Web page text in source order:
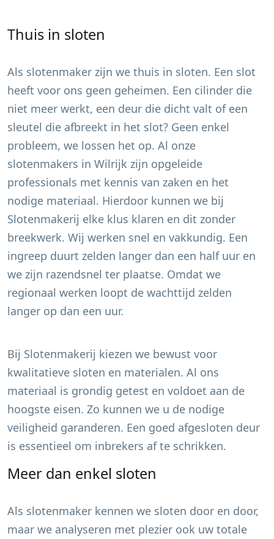
Thuis in sloten
Als slotenmaker zijn we thuis in sloten. Een slot
heeft voor ons geen geheimen. Een cilinder die
niet meer werkt, een deur die dicht valt of een
sleutel die afbreekt in het slot? Geen enkel
probleem, we lossen het op. Al onze
slotenmakers in Wilrijk zijn opgeleide
professionals met kennis van zaken en het
nodige materiaal. Hierdoor kunnen we bij
Slotenmakerij elke klus klaren en dit zonder
breekwerk. Wij werken snel en vakkundig. Een
ingreep duurt zelden langer dan een half uur en
we zijn razendsnel ter plaatse. Omdat we
regionaal werken loopt de wachttijd zelden
langer op dan een uur.
Bij Slotenmakerij kiezen we bewust voor
kwalitatieve sloten en materialen. Al ons
materiaal is grondig getest en voldoet aan de
hoogste eisen. Zo kunnen we u de nodige
veiligheid garanderen. Een goed afgesloten deur
is essentieel om inbrekers af te schrikken.
Meer dan enkel sloten
Als slotenmaker kennen we sloten door en door,
maar we analyseren met plezier ook uw totale